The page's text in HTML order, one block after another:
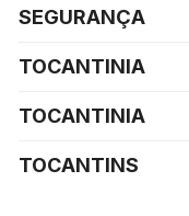
SEGURANÇA
TOCANTINIA
TOCANTINIA
TOCANTINS